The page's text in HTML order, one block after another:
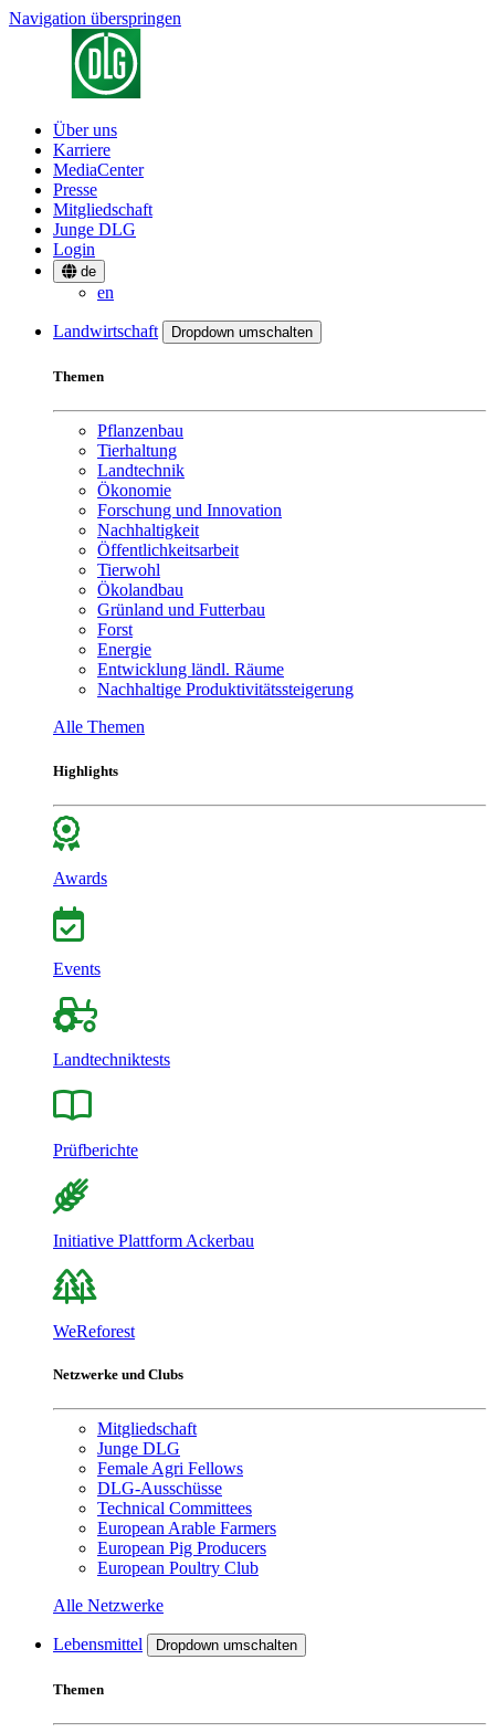
Navigation überspringen
Über uns
Karriere
MediaCenter
Presse
Mitgliedschaft
Junge DLG
Login
de
en
Landwirtschaft Dropdown umschalten
Themen
Pflanzenbau
Tierhaltung
Landtechnik
Ökonomie
Forschung und Innovation
Nachhaltigkeit
Öffentlichkeitsarbeit
Tierwohl
Ökolandbau
Grünland und Futterbau
Forst
Energie
Entwicklung ländl. Räume
Nachhaltige Produktivitätssteigerung
Alle Themen
Highlights
Awards
Events
Landtechniktests
Prüfberichte
Initiative Plattform Ackerbau
WeReforest
Netzwerke und Clubs
Mitgliedschaft
Junge DLG
Female Agri Fellows
DLG-Ausschüsse
Technical Committees
European Arable Farmers
European Pig Producers
European Poultry Club
Alle Netzwerke
Lebensmittel Dropdown umschalten
Themen